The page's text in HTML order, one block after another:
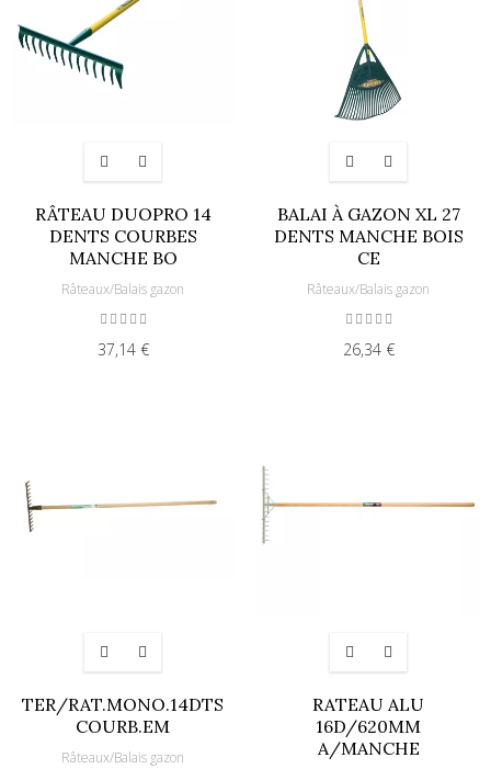
RÂTEAU DUOPRO 14
DENTS COURBES
MANCHE BO
Râteaux/Balais gazon
37,14 €
BALAI À GAZON XL 27
DENTS MANCHE BOIS
CE
Râteaux/Balais gazon
26,34 €
TER/RAT.MONO.14DTS
COURB.EM
Râteaux/Balais gazon
RATEAU ALU
16D/620MM
A/MANCHE